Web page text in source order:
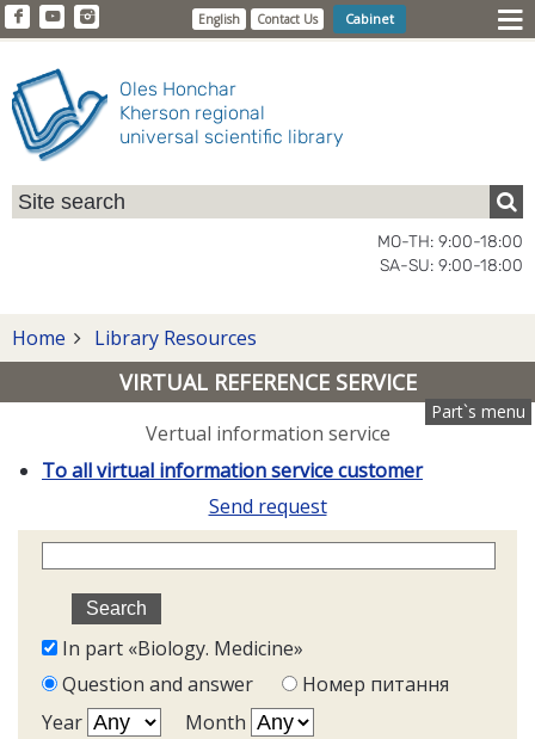
English Contact Us Cabinet
Oles Honchar
Kherson regional
universal scientific library
MO-TH: 9:00-18:00
SA-SU: 9:00-18:00
Home Library Resources
VIRTUAL REFERENCE SERVICE
Part`s menu
Vertual information service
To all virtual information service customer
Send request
In part «Biology. Medicine»
Question and answer
Номер питання
Year
Month